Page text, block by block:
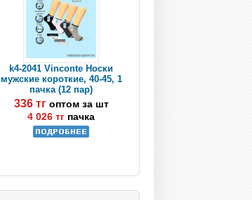
k4-2041 Vinconte Носки
мужские короткие, 40-45, 1
пачка (12 пар)
336 тг оптом за шт
4 026 тг пачка